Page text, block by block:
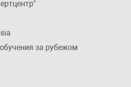
за рубежом